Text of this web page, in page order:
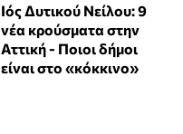
Ιός Δυτικού Νείλου: 9
νέα κρούσματα στην
Αττική - Ποιοι δήμοι
είναι στο «κόκκινο»